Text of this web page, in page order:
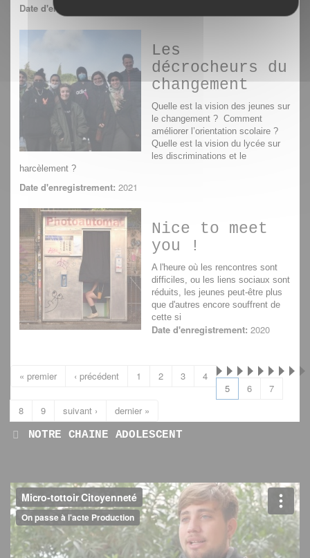
Date d'enregistrement:
Les
décrocheurs du
changement
Quelle est la vision des jeunes sur
le changement ? Comment
améliorer l’orientation scolaire ?
Quelle est la vision du lycée sur
les discriminations et le
harcèlement ?
Date d'enregistrement: 2021
Nice to meet
you !
A l'heure où les rencontres sont
difficiles, ou les liens sociaux sont
réduits, les jeunes peut-être plus
que d'autres encore souffrent de
cette si
Date d'enregistrement: 2020
« premier ‹ précédent 1 2 3
4
5
6
7
8
9 suivant › dernier »
NOTRE CHAINE ADOLESCENT